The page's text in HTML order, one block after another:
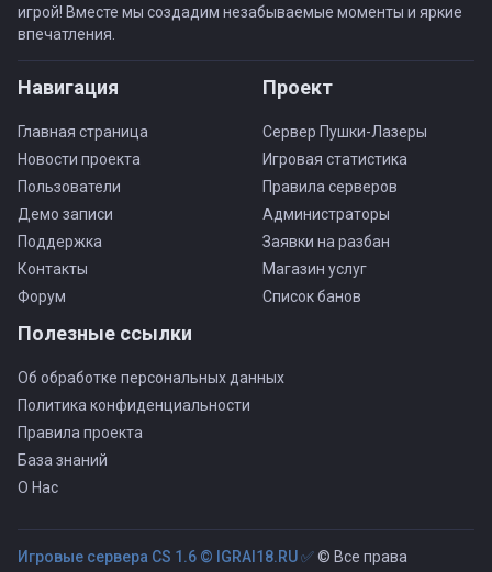
игрой! Вместе мы создадим незабываемые моменты и яркие
впечатления.
Навигация
Главная страница
Новости проекта
Пользователи
Демо записи
Поддержка
Контакты
Форум
Проект
Сервер Пушки-Лазеры
Игровая статистика
Правила серверов
Администраторы
Заявки на разбан
Магазин услуг
Список банов
Полезные ссылки
Об обработке персональных данных
Политика конфиденциальности
Правила проекта
База знаний
О Нас
Игровые сервера CS 1.6 © IGRAI18.RU ✅© Все права